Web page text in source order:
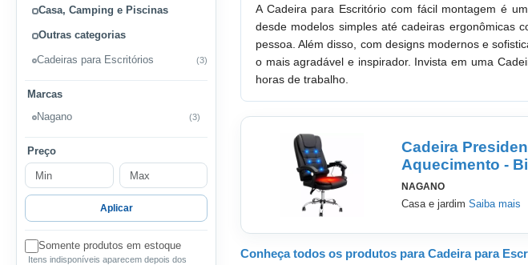
Casa, Camping e Piscinas
Outras categorias
Cadeiras para Escritórios (3)
Marcas
Nagano
(3)
Preço
Aplicar
Somente produtos em estoque
Itens indisponíveis aparecem depois dos
A Cadeira para Escritório com fácil montagem é
desde modelos simples até cadeiras ergonômicas
pessoa. Além disso, com designs modernos e
o mais agradável e inspirador. Invista em uma
horas de trabalho.
Cadeira
Aquecimento -
NAGANO
Casa e jardim Saiba mais
Conheça todos os produtos para Cadeira para